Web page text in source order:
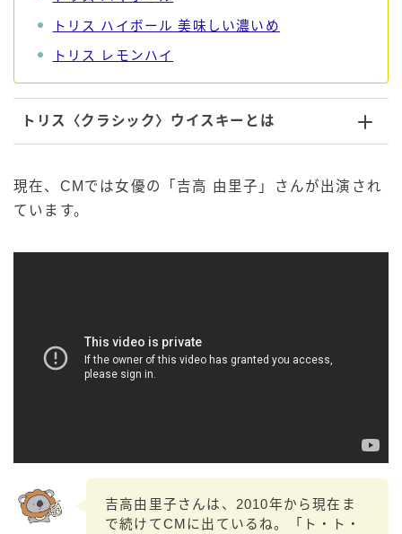
トリス ハイボール 美味しい濃いめ
トリス レモンハイ
トリス〈クラシック〉ウイスキーとは
現在、CMでは女優の「吉高 由里子」さんが出演され
ています。
吉高由里子さんは、2010年から現在ま
で続けてCMに出ているね。「ト・ト・